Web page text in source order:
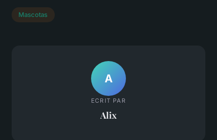
Mascotas
A
ECRIT PAR
Alix